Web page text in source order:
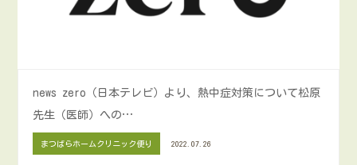
news zero（日本テレビ）より、熱中症対策について松原
先生（医師）への…
まつばらホームクリニック便り 2022.07.26